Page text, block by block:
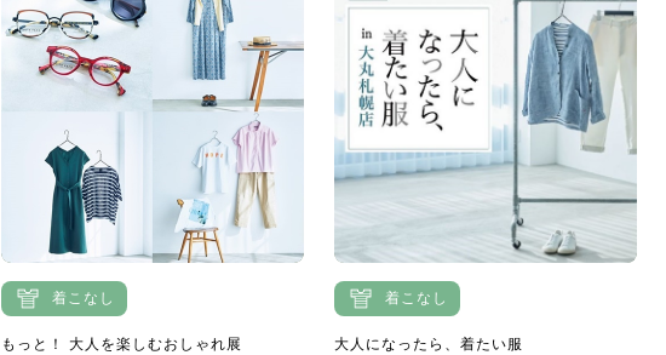
着こなし
もっと！ 大人を楽しむおしゃれ展
着こなし
大人になったら、着たい服